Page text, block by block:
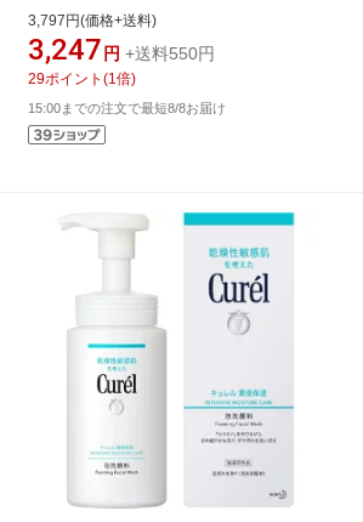
3,797円(価格+送料)
3,247 円 +送料550円
29ポイント (1 倍)
15:00までの注文で最短8/8お届け